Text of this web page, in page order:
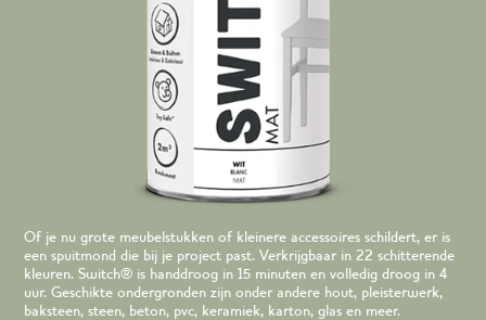
Of je nu grote meubelstukken of kleinere accessoires schildert, er is
een spuitmond die bij je project past. Verkrijgbaar in 22 schitterende
kleuren. Switch® is handdroog in 15 minuten en volledig droog in 4
uur. Geschikte ondergronden zijn onder andere hout, pleisterwerk,
baksteen, steen, beton, pvc, keramiek, karton, glas en meer.